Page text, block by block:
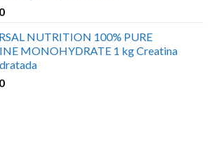
NUTRITION 100% PURE
MONOHYDRATE 1 kg Creatina